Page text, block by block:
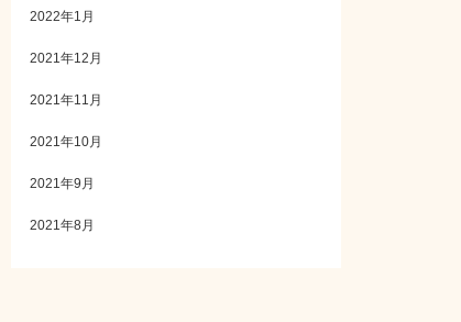
2022年1月
2021年12月
2021年11月
2021年10月
2021年9月
2021年8月